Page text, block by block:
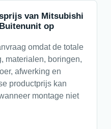
van Mitsubishi
op
omdat de totale
materialen, boringen,
afwerking en
productprijs kan
montage niet